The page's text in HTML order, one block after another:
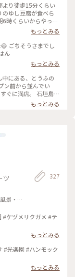
より徒歩15分くらい
ゆし豆腐が食べら
時くらいからやって
は売り切れてしまい
、お店もほったて小
縄 #石垣島 #朝食
もっとみる
ごちそうさまでし
ん
もっとみる
中にある、とうふの
ン前から並んでい
ぐに満席。 石垣島の
朝にぴったり。 売
ること多いみたいで
垣島#沖縄
もっとみる
ツ
景・
327
もっとみる
ンモック
もっとみる